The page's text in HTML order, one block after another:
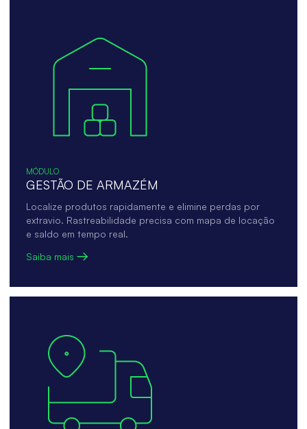
MÓDULO
GESTÃO DE ARMAZÉM
Localize produtos rapidamente e elimine perdas por
extravio. Rastreabilidade precisa com mapa de locação
e saldo em tempo real.
Saiba mais